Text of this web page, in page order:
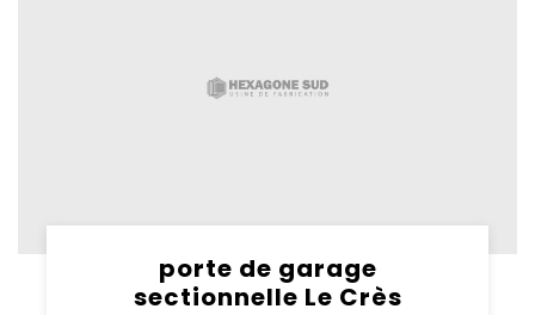
porte de garage
sectionnelle Le Crès